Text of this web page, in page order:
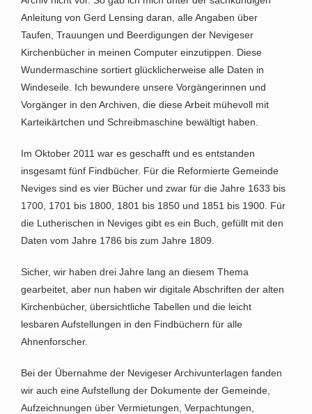
Anleitung von Gerd Lensing daran, alle Angaben über
Taufen, Trauungen und Beerdigungen der Nevigeser
Kirchenbücher in meinen Computer einzutippen. Diese
Wundermaschine sortiert glücklicherweise alle Daten in
Windeseile. Ich bewundere unsere Vorgängerinnen und
Vorgänger in den Archiven, die diese Arbeit mühevoll mit
Karteikärtchen und Schreibmaschine bewältigt haben.
Im Oktober 2011 war es geschafft und es entstanden
insgesamt fünf Findbücher. Für die Reformierte Gemeinde
Neviges sind es vier Bücher und zwar für die Jahre 1633 bis
1700, 1701 bis 1800, 1801 bis 1850 und 1851 bis 1900. Für
die Lutherischen in Neviges gibt es ein Buch, gefüllt mit den
Daten vom Jahre 1786 bis zum Jahre 1809.
Sicher, wir haben drei Jahre lang an diesem Thema
gearbeitet, aber nun haben wir digitale Abschriften der alten
Kirchenbücher, übersichtliche Tabellen und die leicht
lesbaren Aufstellungen in den Findbüchern für alle
Ahnenforscher.
Bei der Übernahme der Nevigeser Archivunterlagen fanden
wir auch eine Aufstellung der Dokumente der Gemeinde,
Aufzeichnungen über Vermietungen, Verpachtungen,